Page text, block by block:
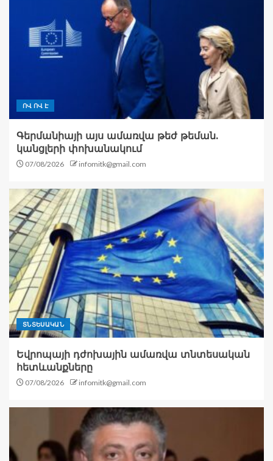
ՈՎ ՈՎ Է
Գերմանիայի այս ամառվա թեժ թեման.
կանցլերի փոխանակում
07/08/2026 infomitk@gmail.com
ՏՆՏԵՍԱԿԱՆ
Եվրոպայի դժոխային ամառվա տնտեսական
հետևանքները
07/08/2026 infomitk@gmail.com